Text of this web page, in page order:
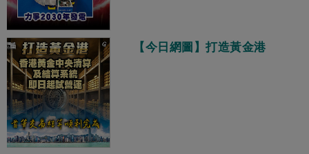
【今日網圖】打造黃金港